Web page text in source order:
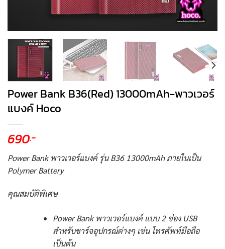
Power Bank B36(Red) 13000mAh-พาวเวอร์
แบงค์ Hoco
690.-
Power Bank พาวเวอร์แบงค์ รุ่น B36 13000mAh ภายในเป็น
Polymer Battery
คุณสมบัติพิเศษ
Power Bank พาวเวอร์แบงค์ แบบ 2 ช่อง USB
สำหรับชาร์จอุปกรณ์ต่างๆ เช่น โทรศัพท์มือถือ
เป็นต้น